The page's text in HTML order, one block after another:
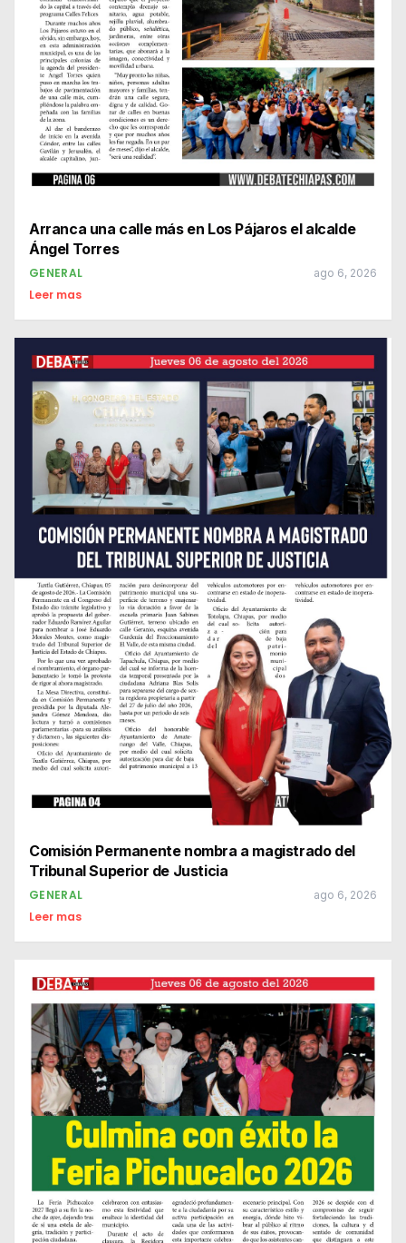
Arranca una calle más en Los Pájaros el alcalde
Ángel Torres
GENERAL ago 6, 2026
Leer mas
Comisión Permanente nombra a magistrado del
Tribunal Superior de Justicia
GENERAL ago 6, 2026
Leer mas